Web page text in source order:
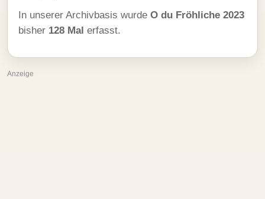
In unserer Archivbasis wurde O du Fröhliche 2023
bisher 128 Mal erfasst.
Anzeige